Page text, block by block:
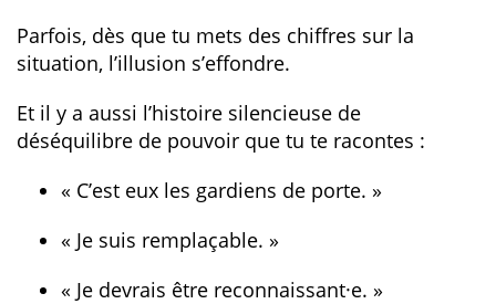
Parfois, dès que tu mets des chiffres sur la
situation, l’illusion s’effondre.
Et il y a aussi l’histoire silencieuse de
déséquilibre de pouvoir que tu te racontes :
« C’est eux les gardiens de porte. »
« Je suis remplaçable. »
« Je devrais être reconnaissant·e. »